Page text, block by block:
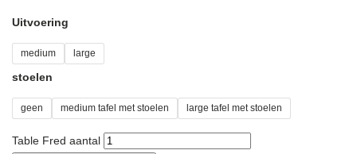
Uitvoering
medium large
stoelen
geen medium tafel met stoelen large tafel met stoelen
Table Fred aantal